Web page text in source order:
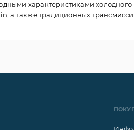
характеристиками
а также традиционных